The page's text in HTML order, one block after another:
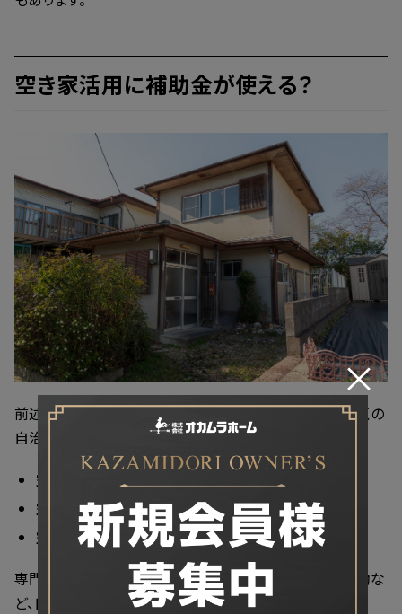
空き家活用に補助金が使える？
前述したように日本の空き家問題は年々深刻しており、多くの
自治体が補助金や活用サポート制度を用意しています。
空き家活用相談
空き家解体費用補助
空き家改修費用補助
専門家による空き家活用相談、解体・リフォ－ムの費用補助な
ど、自治体によってさまざまな制度があります。
×